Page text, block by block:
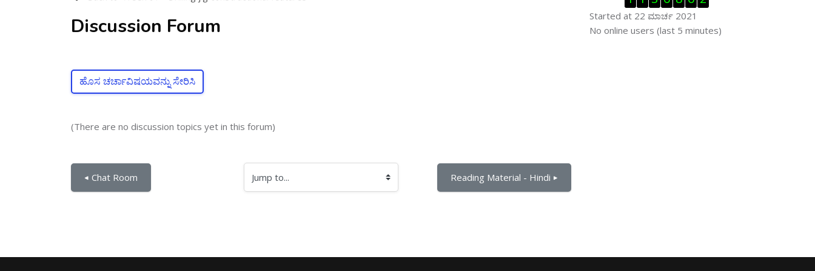
Discussion Forum
ಹೊಸ ಚರ್ಚಾವಿಷಯವನ್ನು ಸೇರಿಸಿ
(There are no discussion topics yet in this forum)
◀︎ Chat Room Jump to... Reading Material - Hindi ▶︎
Started at 22 ಮಾರ್ಚ 2021
ಬದಲಿಸು ನೇರಜಾಲದಲ್ಲಿರುವ ಬಳಕೆದಾರರು
No online users (last 5 minutes)